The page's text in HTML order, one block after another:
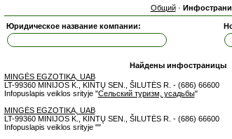
Общий·
Юридическое название компании:
Найдены инфостраницы
MINGĖS EGZOTIKA, UAB
LT-99360 MINIJOS K., KINTŲ SEN., ŠILUTĖS R. - (686) 66600
Infopuslapis veiklos srityje "Сельский туризм, усадьбы"
MINGĖS EGZOTIKA, UAB
LT-99360 MINIJOS K., KINTŲ SEN., ŠILUTĖS R. - (686) 66600
Infopuslapis veiklos srityje ""